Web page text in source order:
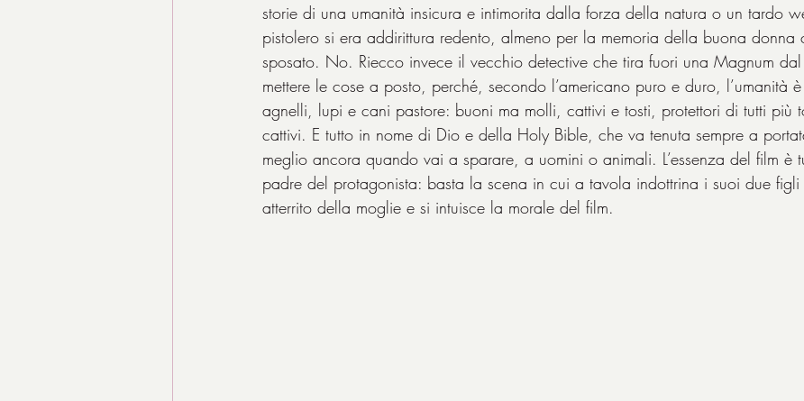
storie di una umanità insicura e intimorita dalla forza della natura o un tardo
pistolero si era addirittura redento, almeno per la memoria della buona donna
sposato. No. Riecco invece il vecchio detective che tira fuori una Magnum
mettere le cose a posto, perché, secondo l’americano puro e duro, l’umanità
agnelli, lupi e cani pastore: buoni ma molli, cattivi e tosti, protettori di tutti più
cattivi. E tutto in nome di Dio e della Holy Bible, che va tenuta sempre a
meglio ancora quando vai a sparare, a uomini o animali. L’essenza del film è
padre del protagonista: basta la scena in cui a tavola indottrina i suoi due
atterrito della moglie e si intuisce la morale del film.